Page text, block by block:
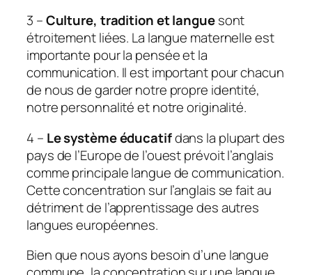
3 –Culture, tradition et languesont
étroitement liées. La langue maternelle est
importante pour la pensée et la
communication. Il est important pour chacun
de nous de garder notre propre identité,
notre personnalité et notre originalité.
4 – Le système éducatifdans la plupart des
pays de l’Europe de l’ouest prévoit l’anglais
comme principale langue de communication.
Cette concentration sur l’anglais se fait au
détriment de l’apprentissage des autres
langues européennes.
Bien que nous ayons besoin d’une langue